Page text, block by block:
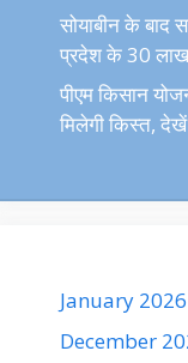
सोयाबीन के बाद
प्रदेश के 30 लाख
पीएम किसान
मिलेगी किस्त,
January 2026
December